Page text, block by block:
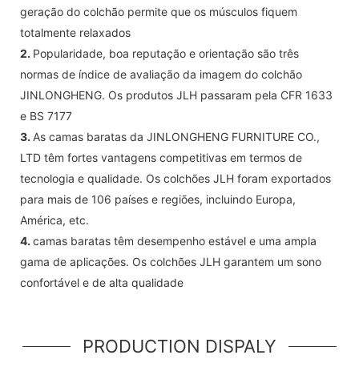
geração do colchão permite que os músculos fiquem
totalmente relaxados
2. Popularidade, boa reputação e orientação são três
normas de índice de avaliação da imagem do colchão
JINLONGHENG. Os produtos JLH passaram pela CFR 1633
e BS 7177
3. As camas baratas da JINLONGHENG FURNITURE CO.,
LTD têm fortes vantagens competitivas em termos de
tecnologia e qualidade. Os colchões JLH foram exportados
para mais de 106 países e regiões, incluindo Europa,
América, etc.
4. camas baratas têm desempenho estável e uma ampla
gama de aplicações. Os colchões JLH garantem um sono
confortável e de alta qualidade
PRODUCTION DISPALY